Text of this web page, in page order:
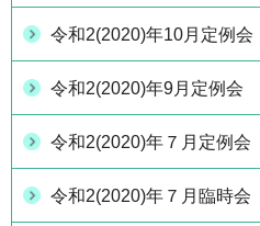
令和2(2020)年10月定例会
令和2(2020)年9月定例会
令和2(2020)年７月定例会
令和2(2020)年７月臨時会